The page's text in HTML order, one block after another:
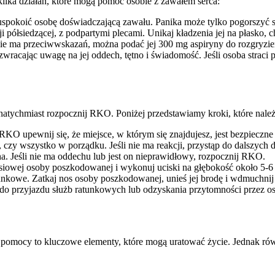
osobę doświadczającą zawału. Panika może tylko pogorszyć
z podpartymi plecami. Unikaj kładzenia jej na płasko,
ma przeciwwskazań, można podać jej 300 mg aspiryny do
uwagę na jej oddech, tętno i świadomość. Jeśli osoba straci
rozpocznij RKO. Poniżej przedstawiamy kroki, które
upewnij się, że miejsce, w którym się znajdujesz, jest
wszystko w porządku. Jeśli nie ma reakcji, przystąp do dalszych
Jeśli nie ma oddechu lub jest on nieprawidłowy, rozpocznij RKO.
osoby poszkodowanej i wykonuj uciski na głębokość około
Zatkaj nos osoby poszkodowanej, unieś jej brodę i
służb ratunkowych lub odzyskania przytomności przez
to kluczowe elementy, które mogą uratować życie. Jednak